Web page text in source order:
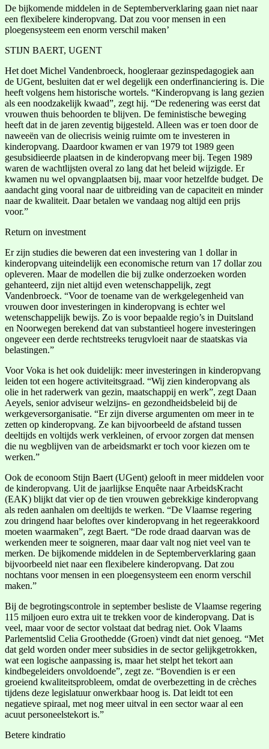
De bijkomende middelen in de Septemberverklaring gaan niet naar
een flexibelere kinderopvang. Dat zou voor mensen in een
ploegensysteem een enorm verschil maken’
STIJN BAERT, UGENT
Het doet Michel Vandenbroeck, hoogleraar gezinspedagogiek aan
de UGent, besluiten dat er wel degelijk een onderfinanciering is. Die
heeft volgens hem historische wortels. “Kinderopvang is lang gezien
als een noodzakelijk kwaad”, zegt hij. “De redenering was eerst dat
vrouwen thuis behoorden te blijven. De feministische beweging
heeft dat in de jaren zeventig bijgesteld. Alleen was er toen door de
naweeën van de oliecrisis weinig ruimte om te investeren in
kinderopvang. Daardoor kwamen er van 1979 tot 1989 geen
gesubsidieerde plaatsen in de kinderopvang meer bij. Tegen 1989
waren de wachtlijsten overal zo lang dat het beleid wijzigde. Er
kwamen nu wel opvangplaatsen bij, maar voor hetzelfde budget. De
aandacht ging vooral naar de uitbreiding van de capaciteit en minder
naar de kwaliteit. Daar betalen we vandaag nog altijd een prijs
voor.”
Return on investment
Er zijn studies die beweren dat een investering van 1 dollar in
kinderopvang uiteindelijk een economische return van 17 dollar zou
opleveren. Maar de modellen die bij zulke onderzoeken worden
gehanteerd, zijn niet altijd even wetenschappelijk, zegt
Vandenbroeck. “Voor de toename van de werkgelegenheid van
vrouwen door investeringen in kinderopvang is echter wel
wetenschappelijk bewijs. Zo is voor bepaalde regio’s in Duitsland
en Noorwegen berekend dat van substantieel hogere investeringen
ongeveer een derde rechtstreeks terugvloeit naar de staatskas via
belastingen.”
Voor Voka is het ook duidelijk: meer investeringen in kinderopvang
leiden tot een hogere activiteitsgraad. “Wij zien kinderopvang als
olie in het raderwerk van gezin, maatschappij en werk”, zegt Daan
Aeyels, senior adviseur welzijns- en gezondheidsbeleid bij de
werkgeversorganisatie. “Er zijn diverse argumenten om meer in te
zetten op kinderopvang. Ze kan bijvoorbeeld de afstand tussen
deeltijds en voltijds werk verkleinen, of ervoor zorgen dat mensen
die nu wegblijven van de arbeidsmarkt er toch voor kiezen om te
werken.”
Ook de econoom Stijn Baert (UGent) gelooft in meer middelen voor
de kinderopvang. Uit de jaarlijkse Enquête naar ArbeidsKracht
(EAK) blijkt dat vier op de tien vrouwen gebrekkige kinderopvang
als reden aanhalen om deeltijds te werken. “De Vlaamse regering
zou dringend haar beloftes over kinderopvang in het regeerakkoord
moeten waarmaken”, zegt Baert. “De rode draad daarvan was de
werkenden meer te soigneren, maar daar valt nog niet veel van te
merken. De bijkomende middelen in de Septemberverklaring gaan
bijvoorbeeld niet naar een flexibelere kinderopvang. Dat zou
nochtans voor mensen in een ploegensysteem een enorm verschil
maken.”
Bij de begrotingscontrole in september besliste de Vlaamse regering
115 miljoen euro extra uit te trekken voor de kinderopvang. Dat is
veel, maar voor de sector volstaat dat bedrag niet. Ook Vlaams
Parlementslid Celia Groothedde (Groen) vindt dat niet genoeg. “Met
dat geld worden onder meer subsidies in de sector gelijkgetrokken,
wat een logische aanpassing is, maar het stelpt het tekort aan
kindbegeleiders onvoldoende”, zegt ze. “Bovendien is er een
groeiend kwaliteitsprobleem, omdat de overbezetting in de crèches
tijdens deze legislatuur onwerkbaar hoog is. Dat leidt tot een
negatieve spiraal, met nog meer uitval in een sector waar al een
acuut personeelstekort is.”
Betere kindratio